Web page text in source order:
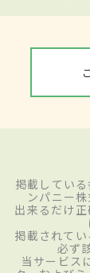
掲載してい
ンパニー
出来るだけ
掲載されて
必ず
当サービス